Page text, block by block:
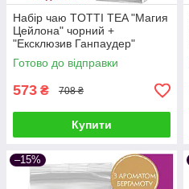
Набір чаю TOTTI TEA "Магия
Цейлона" чорний +
"Ексклюзив Ганпаудер"
зелений + "Місячна Соната"
трав'яний
Готово до відправки
573 ₴ 708 ₴
Купити
–15%